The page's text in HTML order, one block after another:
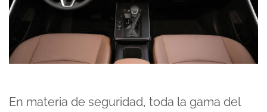
En materia de seguridad, toda la gama del